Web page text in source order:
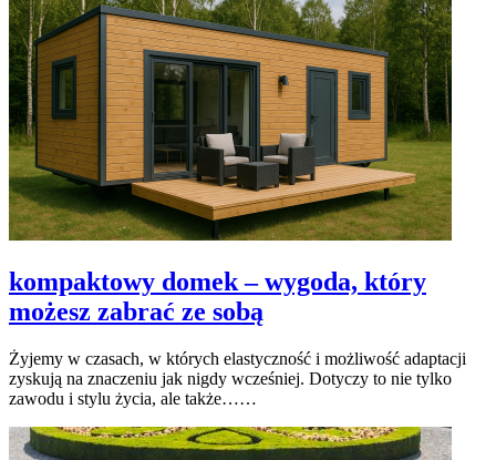
kompaktowy domek – wygoda, który
możesz zabrać ze sobą
Żyjemy w czasach, w których elastyczność i możliwość adaptacji
zyskują na znaczeniu jak nigdy wcześniej. Dotyczy to nie tylko
zawodu i stylu życia, ale także……